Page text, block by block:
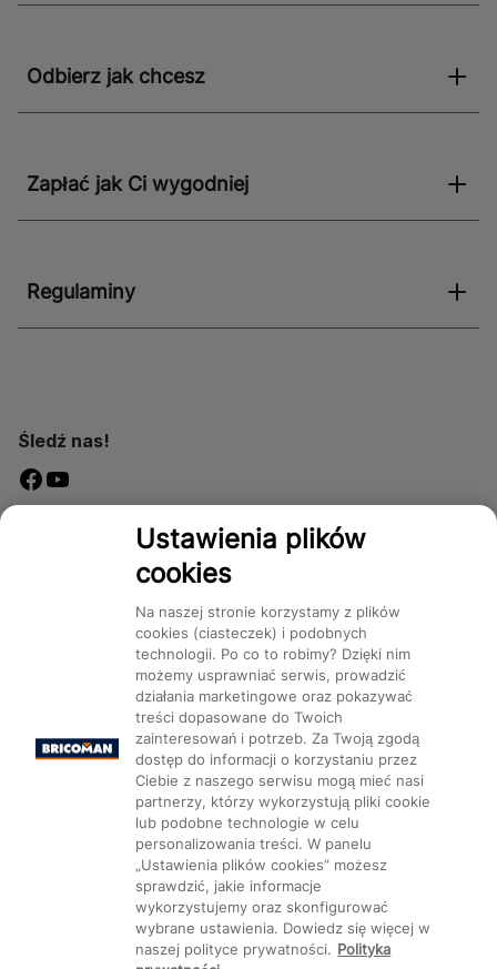
Odbierz jak chcesz
Zapłać jak Ci wygodniej
Regulaminy
Śledź nas!
Dostępność
Kategorie Produkty Marki CMS
Ustawienia plików cookie
Ustawienia plików
cookies
Na naszej stronie korzystamy z plików
cookies (ciasteczek) i podobnych
technologii. Po co to robimy? Dzięki nim
możemy usprawniać serwis, prowadzić
działania marketingowe oraz pokazywać
treści dopasowane do Twoich
zainteresowań i potrzeb. Za Twoją zgodą
dostęp do informacji o korzystaniu przez
Ciebie z naszego serwisu mogą mieć nasi
partnerzy, którzy wykorzystują pliki cookie
lub podobne technologie w celu
personalizowania treści. W panelu
„Ustawienia plików cookies” możesz
sprawdzić, jakie informacje
wykorzystujemy oraz skonfigurować
wybrane ustawienia. Dowiedz się więcej w
naszej polityce prywatności. Polityka